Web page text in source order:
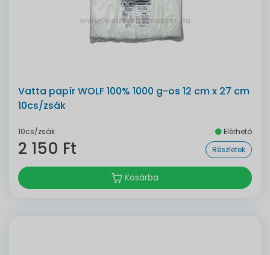
Vatta papír WOLF 100% 1000 g-os 12 cm x 27 cm
10cs/zsák
10cs/zsák Elérhető
2 150 Ft Részletek
Kosárba